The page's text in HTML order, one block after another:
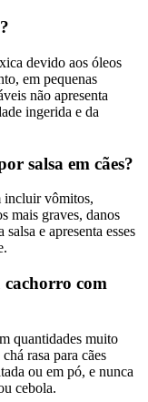
devido aos óleos
em pequenas
não apresenta
ingerida e da
salsa em cães?
incluir vômitos,
mais graves, danos
e apresenta esses
cachorro com
quantidades muito
rasa para cães
ou em pó, e nunca
cebola.